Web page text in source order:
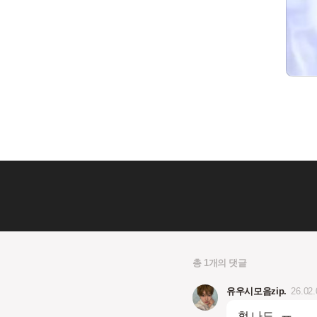
총 1개의 댓글
유우시모음zip.